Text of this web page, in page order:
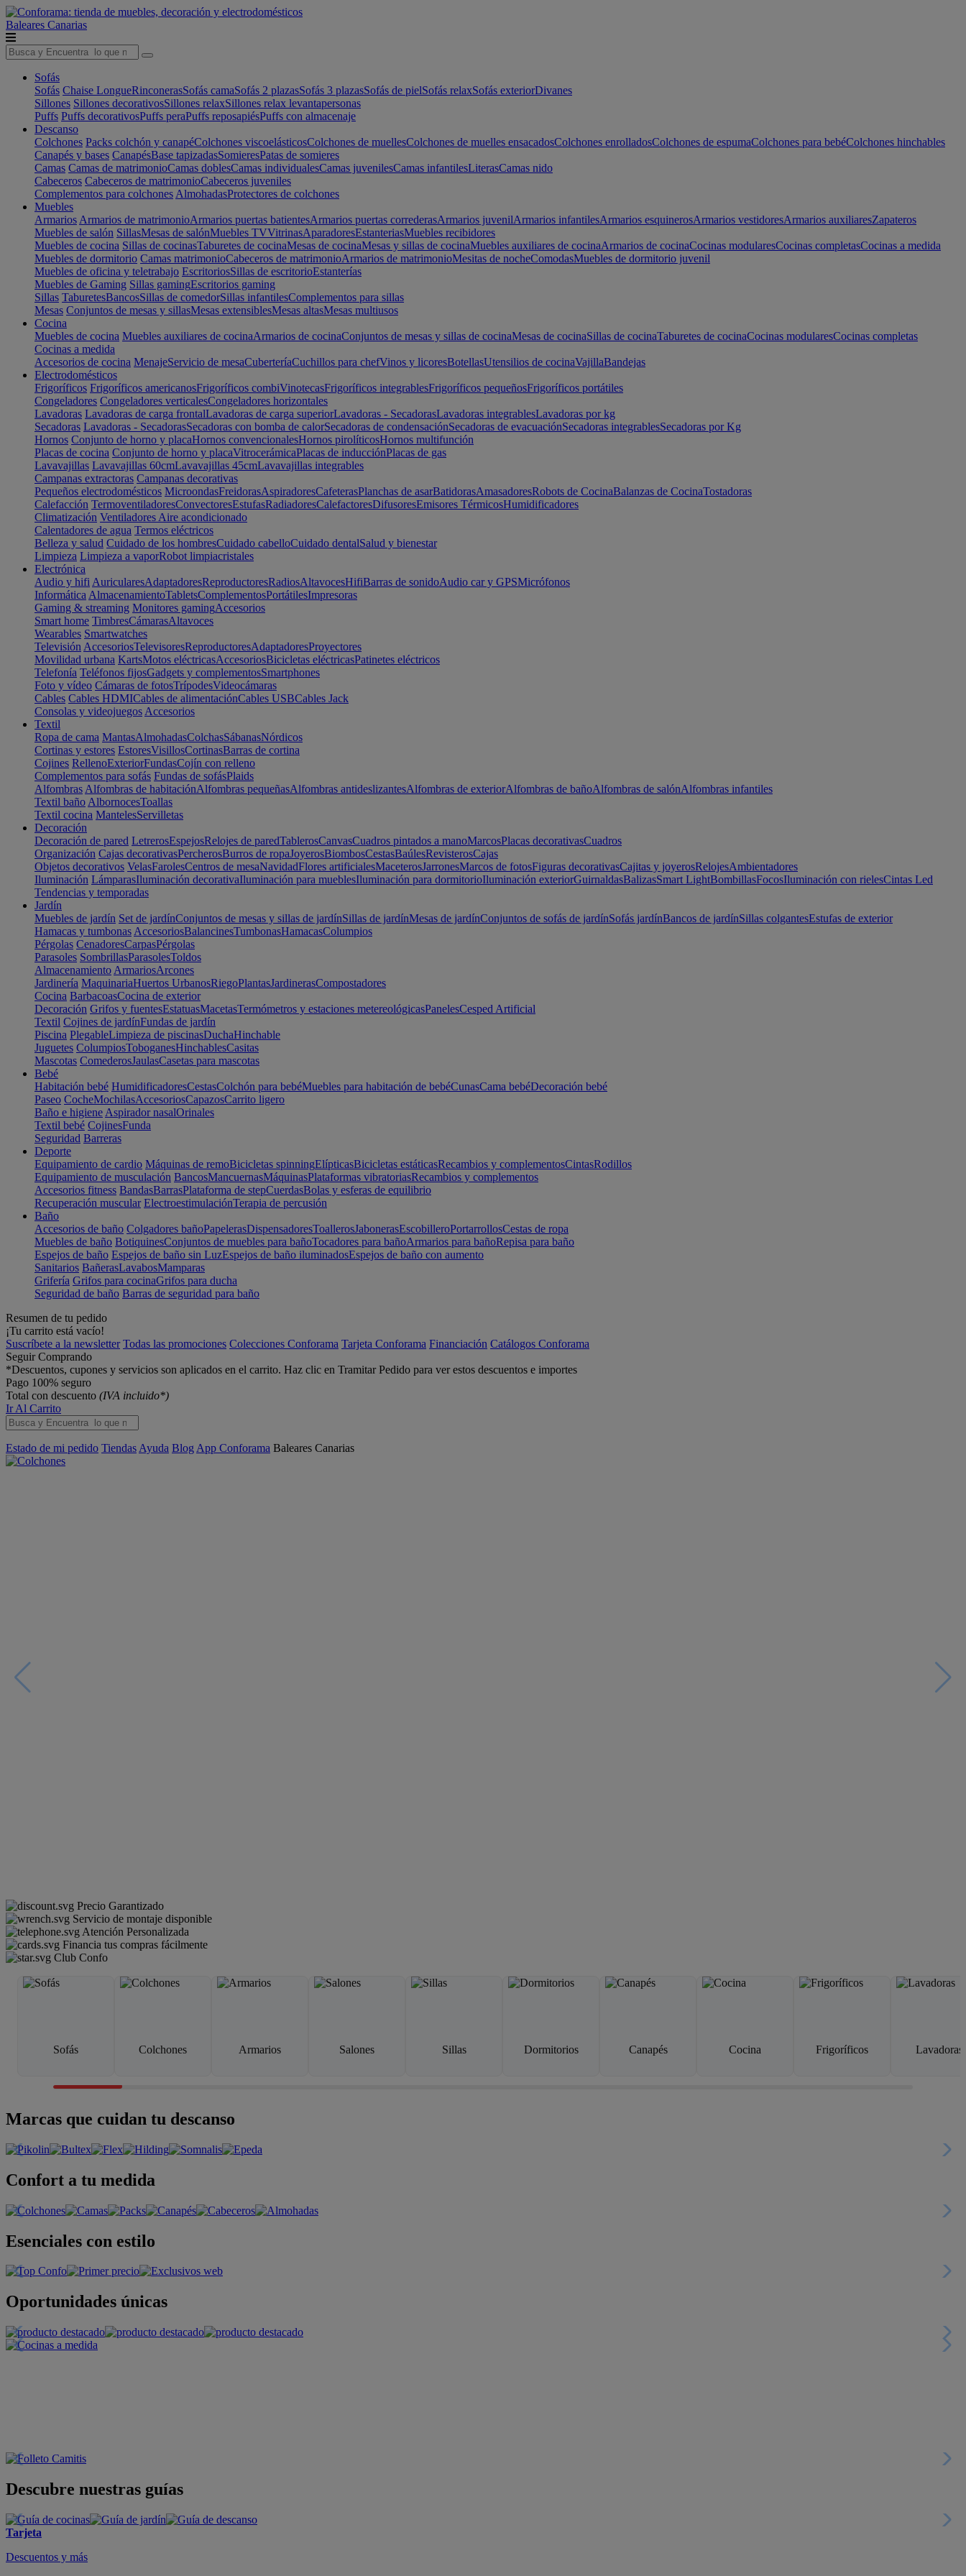
Baleares Canarias
Sofás
Sofás Chaise LongueRinconerasSofás camaSofás 2 plazasSofás 3 plazasSofás de pielSofás relaxSofás exteriorDivanes
Sillones Sillones decorativosSillones relaxSillones relax levantapersonas
Puffs Puffs decorativosPuffs peraPuffs reposapiésPuffs con almacenaje
Descanso
Colchones Packs colchón y canapéColchones viscoelásticosColchones de muellesColchones de muelles ensacadosColchones enrolladosColchones de espumaColchones para bebéColchones hinchables
Canapés y bases CanapésBase tapizadasSomieresPatas de somieres
Camas Camas de matrimonioCamas doblesCamas individualesCamas juvenilesCamas infantilesLiterasCamas nido
Cabeceros Cabeceros de matrimonioCabeceros juveniles
Complementos para colchones AlmohadasProtectores de colchones
Muebles
Armarios Armarios de matrimonioArmarios puertas batientesArmarios puertas correderasArmarios juvenilArmarios infantilesArmarios esquinerosArmarios vestidoresArmarios auxiliaresZapateros
Muebles de salón SillasMesas de salónMuebles TVVitrinasAparadoresEstanteriasMuebles recibidores
Muebles de cocina Sillas de cocinasTaburetes de cocinaMesas de cocinaMesas y sillas de cocinaMuebles auxiliares de cocinaArmarios de cocinaCocinas modularesCocinas completasCocinas a medida
Muebles de dormitorio Camas matrimonioCabeceros de matrimonioArmarios de matrimonioMesitas de nocheComodasMuebles de dormitorio juvenil
Muebles de oficina y teletrabajo EscritoriosSillas de escritorioEstanterías
Muebles de Gaming Sillas gamingEscritorios gaming
Sillas TaburetesBancosSillas de comedorSillas infantilesComplementos para sillas
Mesas Conjuntos de mesas y sillasMesas extensiblesMesas altasMesas multiusos
Cocina
Muebles de cocina Muebles auxiliares de cocinaArmarios de cocinaConjuntos de mesas y sillas de cocinaMesas de cocinaSillas de cocinaTaburetes de cocinaCocinas modularesCocinas completas
Cocinas a medida
Accesorios de cocina MenajeServicio de mesaCuberteríaCuchillos para chefVinos y licoresBotellasUtensilios de cocinaVajillaBandejas
Electrodomésticos
Frigoríficos Frigoríficos americanosFrigoríficos combiVinotecasFrigoríficos integrablesFrigoríficos pequeñosFrigoríficos portátiles
Congeladores Congeladores verticalesCongeladores horizontales
Lavadoras Lavadoras de carga frontalLavadoras de carga superiorLavadoras - SecadorasLavadoras integrablesLavadoras por kg
Secadoras Lavadoras - SecadorasSecadoras con bomba de calorSecadoras de condensaciónSecadoras de evacuaciónSecadoras integrablesSecadoras por Kg
Hornos Conjunto de horno y placaHornos convencionalesHornos pirolíticosHornos multifunción
Placas de cocina Conjunto de horno y placaVitrocerámicaPlacas de inducciónPlacas de gas
Lavavajillas Lavavajillas 60cmLavavajillas 45cmLavavajillas integrables
Campanas extractoras Campanas decorativas
Pequeños electrodomésticos MicroondasFreidorasAspiradoresCafeterasPlanchas de asarBatidorasAmasadoresRobots de CocinaBalanzas de CocinaTostadoras
Calefacción TermoventiladoresConvectoresEstufasRadiadoresCalefactoresDifusoresEmisores TérmicosHumidificadores
Climatización Ventiladores Aire acondicionado
Calentadores de agua Termos eléctricos
Belleza y salud Cuidado de los hombresCuidado cabelloCuidado dentalSalud y bienestar
Limpieza Limpieza a vaporRobot limpiacristales
Electrónica
Audio y hifi AuricularesAdaptadoresReproductoresRadiosAltavocesHifiBarras de sonidoAudio car y GPSMicrófonos
Informática AlmacenamientoTabletsComplementosPortátilesImpresoras
Gaming & streaming Monitores gamingAccesorios
Smart home TimbresCámarasAltavoces
Wearables Smartwatches
Televisión AccesoriosTelevisoresReproductoresAdaptadoresProyectores
Movilidad urbana KartsMotos eléctricasAccesoriosBicicletas eléctricasPatinetes eléctricos
Telefonía Teléfonos fijosGadgets y complementosSmartphones
Foto y vídeo Cámaras de fotosTrípodesVideocámaras
Cables Cables HDMICables de alimentaciónCables USBCables Jack
Consolas y videojuegos Accesorios
Textil
Ropa de cama MantasAlmohadasColchasSábanasNórdicos
Cortinas y estores EstoresVisillosCortinasBarras de cortina
Cojines RellenoExteriorFundasCojín con relleno
Complementos para sofás Fundas de sofásPlaids
Alfombras Alfombras de habitaciónAlfombras pequeñasAlfombras antideslizantesAlfombras de exteriorAlfombras de bañoAlfombras de salónAlfombras infantiles
Textil baño AlbornocesToallas
Textil cocina MantelesServilletas
Decoración
Decoración de pared LetrerosEspejosRelojes de paredTablerosCanvasCuadros pintados a manoMarcosPlacas decorativasCuadros
Organización Cajas decorativasPercherosBurros de ropaJoyerosBiombosCestasBaúlesRevisterosCajas
Objetos decorativos VelasFarolesCentros de mesaNavidadFlores artificialesMaceterosJarronesMarcos de fotosFiguras decorativasCajitas y joyerosRelojesAmbientadores
Iluminación LámparasIluminación decorativaIluminación para mueblesIluminación para dormitorioIluminación exteriorGuirnaldasBalizasSmart LightBombillasFocosIluminación con rielesCintas Led
Tendencias y temporadas
Jardín
Muebles de jardín Set de jardínConjuntos de mesas y sillas de jardínSillas de jardínMesas de jardínConjuntos de sofás de jardínSofás jardínBancos de jardínSillas colgantesEstufas de exterior
Hamacas y tumbonas AccesoriosBalancinesTumbonasHamacasColumpios
Pérgolas CenadoresCarpasPérgolas
Parasoles SombrillasParasolesToldos
Almacenamiento ArmariosArcones
Jardinería MaquinariaHuertos UrbanosRiegoPlantasJardinerasCompostadores
Cocina BarbacoasCocina de exterior
Decoración Grifos y fuentesEstatuasMacetasTermómetros y estaciones metereológicasPanelesCesped Artificial
Textil Cojines de jardínFundas de jardín
Piscina PlegableLimpieza de piscinasDuchaHinchable
Juguetes ColumpiosToboganesHinchablesCasitas
Mascotas ComederosJaulasCasetas para mascotas
Bebé
Habitación bebé HumidificadoresCestasColchón para bebéMuebles para habitación de bebéCunasCama bebéDecoración bebé
Paseo CocheMochilasAccesoriosCapazosCarrito ligero
Baño e higiene Aspirador nasalOrinales
Textil bebé CojinesFunda
Seguridad Barreras
Deporte
Equipamiento de cardio Máquinas de remoBicicletas spinningElípticasBicicletas estáticasRecambios y complementosCintasRodillos
Equipamiento de musculación BancosMancuernasMáquinasPlataformas vibratoriasRecambios y complementos
Accesorios fitness BandasBarrasPlataforma de stepCuerdasBolas y esferas de equilibrio
Recuperación muscular ElectroestimulaciónTerapia de percusión
Baño
Accesorios de baño Colgadores bañoPapelerasDispensadoresToallerosJabonerasEscobilleroPortarrollosCestas de ropa
Muebles de baño BotiquinesConjuntos de muebles para bañoTocadores para bañoArmarios para bañoRepisa para baño
Espejos de baño Espejos de baño sin LuzEspejos de baño iluminadosEspejos de baño con aumento
Sanitarios BañerasLavabosMamparas
Grifería Grifos para cocinaGrifos para ducha
Seguridad de baño Barras de seguridad para baño
Resumen de tu pedido
¡Tu carrito está vacío!
Suscríbete a la newsletter Todas las promociones Colecciones Conforama Tarjeta Conforama Financiación Catálogos Conforama
Seguir Comprando
*Descuentos, cupones y servicios son aplicados en el carrito. Haz clic en Tramitar Pedido para ver estos descuentos e importes
Pago 100% seguro
Total con descuento (IVA incluido*)
Ir Al Carrito
Estado de mi pedido Tiendas Ayuda Blog App Conforama Baleares Canarias
Precio Garantizado
Servicio de montaje disponible
Atención Personalizada
Financia tus compras fácilmente
Club Confo
Sofás Colchones Armarios Salones Sillas Dormitorios Canapés Cocina Frigoríficos Lavadoras
Marcas que cuidan tu descanso
Confort a tu medida
Esenciales con estilo
Oportunidades únicas
Descubre nuestras guías
Tarjeta
Descuentos y más